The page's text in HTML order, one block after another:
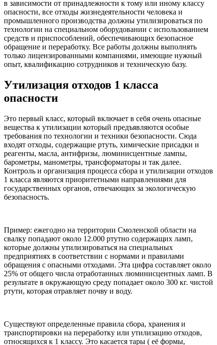
в зависимости от принадлежности к тому или иному классу
опасности, все отходы жизнедеятельности человека и
промышленного производства должны утилизироваться по
технологии на специальном оборудовании с использованием
средств и приспособлений, обеспечивающих безопасное
обращение и переработку. Все работы должны выполнять
только лицензированными компаниями, имеющие нужный
опыт, квалификацию сотрудников и техническую базу.
Утилизация отходов 1 класса
опасности
Это первый класс, который включает в себя очень опасные
вещества к утилизации который предъявляются особые
требования по технологии и техники безопасности. Сюда
входят отходы, содержащие ртуть, химические присадки и
реагенты, масла, антифризы, люминисцентные лампы,
барометры, манометры, трансформаторы и так далее.
Контроль и организация процесса сбора и утилизации отходов
1 класса являются приоритетными направлениями для
государственных органов, отвечающих за экологическую
безопасность.
Пример: ежегодно на территории Смоленской области на
свалку попадают около 12.000 ртутно содержащих ламп,
которые должны утилизироваться на специальных
предприятиях в соответствии с нормами и правилами
обращения с опасными отходами. Эта цифра составляет около
25% от общего числа отработанных люминисцентных ламп. В
результате в окружающую среду попадает около 300 кг. чистой
ртути, которая отравляет почву и воду.
Существуют определенные правила сбора, хранения и
транспортировки на переработку или утилизацию отходов,
относящихся к 1 классу. Это касается тары ( её формы,